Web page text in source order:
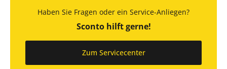
Haben Sie Fragen oder ein Service-Anliegen?
Sconto hilft gerne!
Zum Servicecenter